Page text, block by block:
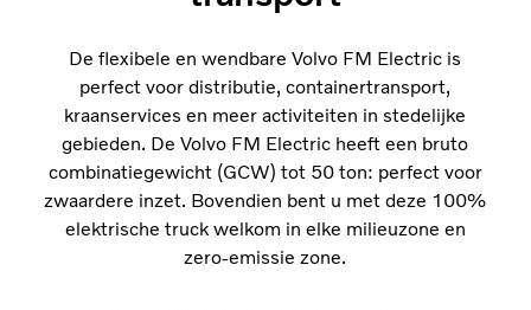
De flexibele en wendbare Volvo FM Electric is
perfect voor distributie, containertransport,
kraanservices en meer activiteiten in stedelijke
gebieden. De Volvo FM Electric heeft een bruto
combinatiegewicht (GCW) tot 50 ton: perfect voor
zwaardere inzet. Bovendien bent u met deze 100%
elektrische truck welkom in elke milieuzone en
zero-emissie zone.